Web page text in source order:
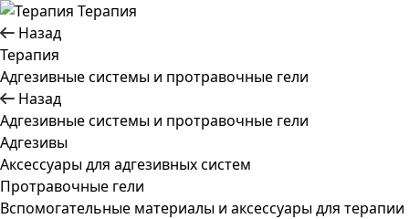
Терапия
Назад
Терапия
Адгезивные системы и протравочные гели
Назад
Адгезивные системы и протравочные гели
Адгезивы
Аксессуары для адгезивных систем
Протравочные гели
Вспомогательные материалы и аксессуары для терапии